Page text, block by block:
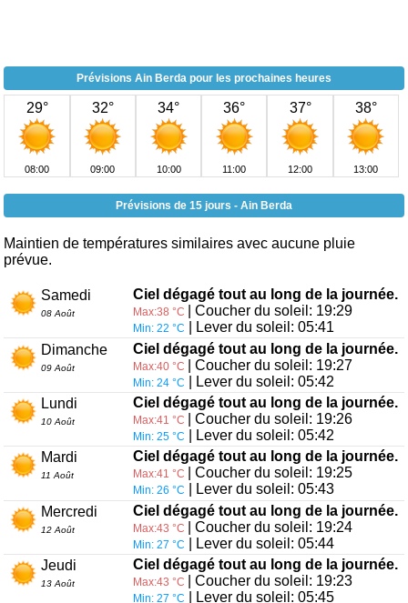
Prévisions Ain Berda pour les prochaines heures
29°
08:00
32°
09:00
34°
10:00
36°
11:00
37°
12:00
38°
13:00
Prévisions de 15 jours - Ain Berda
Maintien de températures similaires avec aucune pluie
prévue.
Samedi
08 Août
Ciel dégagé tout au long de la journée.
Max:38 °C | Coucher du soleil: 19:29
Min: 22 °C
| Lever du soleil: 05:41
Dimanche
09 Août
Ciel dégagé tout au long de la journée.
Max:40 °C | Coucher du soleil: 19:27
Min: 24 °C
| Lever du soleil: 05:42
Lundi
10 Août
Ciel dégagé tout au long de la journée.
Max:41 °C | Coucher du soleil: 19:26
Min: 25 °C
| Lever du soleil: 05:42
Mardi
11 Août
Ciel dégagé tout au long de la journée.
Max:41 °C | Coucher du soleil: 19:25
Min: 26 °C
| Lever du soleil: 05:43
Mercredi
12 Août
Ciel dégagé tout au long de la journée.
Max:43 °C | Coucher du soleil: 19:24
Min: 27 °C
| Lever du soleil: 05:44
Jeudi
13 Août
Ciel dégagé tout au long de la journée.
Max:43 °C | Coucher du soleil: 19:23
Min: 27 °C
| Lever du soleil: 05:45